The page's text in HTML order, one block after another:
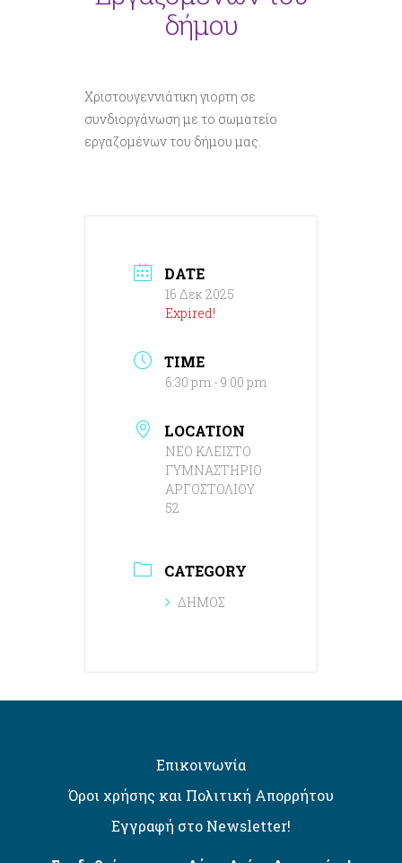
δήμου
Χριστουγεννιάτικη γιορτη σε
συνδιοργάνωση με το σωματείο
εργαζομένων του δήμου μας.
DATE
16 Δεκ 2025
Expired!
TIME
6:30 pm - 9:00 pm
LOCATION
ΝΕΟ ΚΛΕΙΣΤΟ
ΓΥΜΝΑΣΤΗΡΙΟ
ΑΡΓΟΣΤΟΛΙΟΥ
52
CATEGORY
ΔΗΜΟΣ
Επικοινωνία
Όροι χρήσης και Πολιτική Απορρήτου
Εγγραφή στο Newsletter!